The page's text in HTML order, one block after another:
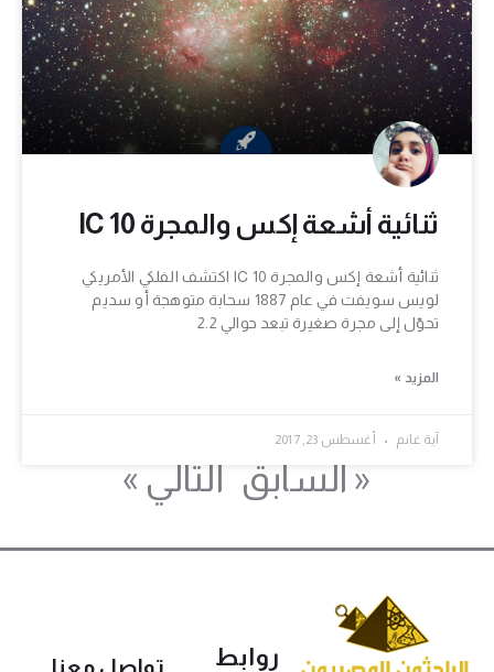
ثنائية أشعة إكس والمجرة IC 10
ثنائية أشعة إكس والمجرة IC 10 اكتشف الفلكي الأمريكي
لويس سويفت في عام 1887 سحابة متوهجة أو سديم
تحوّل إلى مجرة صغيرة تبعد حوالي 2.2
المزيد »
آية غانم أغسطس 23, 2017
« السابق التالي »
روابط تواصل معنا